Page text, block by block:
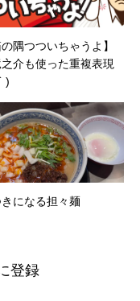
の隅つついちゃうよ】
介も使った重複表現
)
になる担々麺
登録